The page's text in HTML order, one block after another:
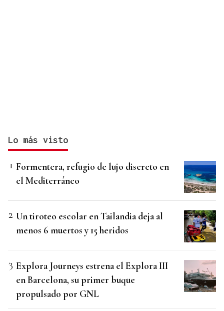
Lo más visto
Formentera, refugio de lujo discreto en
el Mediterráneo
Un tiroteo escolar en Tailandia deja al
menos 6 muertos y 15 heridos
Explora Journeys estrena el Explora III
en Barcelona, su primer buque
propulsado por GNL